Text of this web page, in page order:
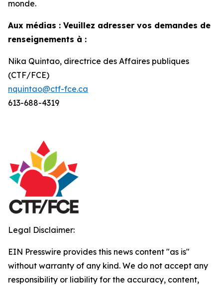
monde.
Aux médias : Veuillez adresser vos demandes de
renseignements à :
Nika Quintao, directrice des Affaires publiques
(CTF/FCE)
nquintao@ctf-fce.ca
613-688-4319
Legal Disclaimer:
EIN Presswire provides this news content "as is"
without warranty of any kind. We do not accept any
responsibility or liability for the accuracy, content,